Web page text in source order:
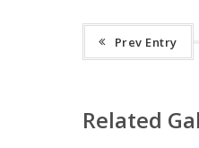
Prev Entry
Related